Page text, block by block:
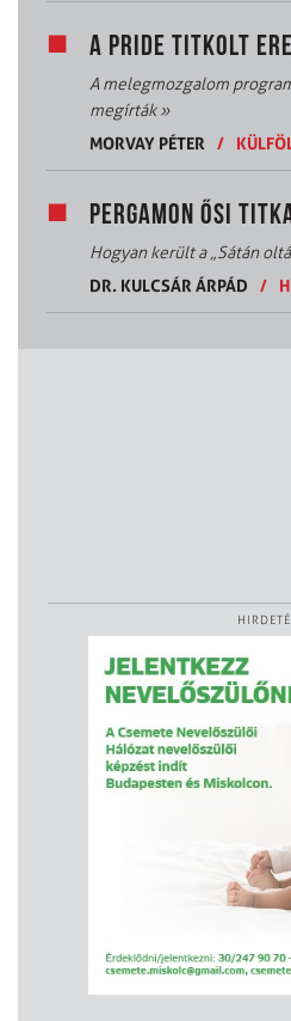
A PRIDE TITKOLT
A melegmozgalom
megírták»
MORVAY PÉTER
/
PERGAMON ŐSI
Hogyan került a „Sátán
DR. KULCSÁR ÁRPÁD
/